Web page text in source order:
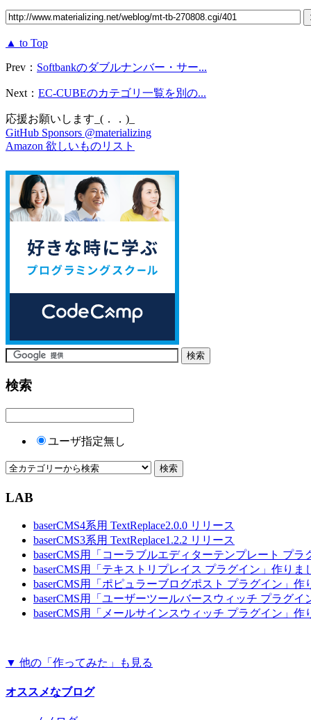
▲ to Top
Prev： Softbankのダブルナンバー・サー...
Next： EC-CUBEのカテゴリ一覧を別の...
応援お願いします_(．．)_
GitHub Sponsors @materializing
Amazon 欲しいものリスト
検索
ユーザ指定無し
LAB
baserCMS4系用 TextReplace2.0.0 リリース
baserCMS3系用 TextReplace1.2.2 リリース
baserCMS用「コーラブルエディターテンプレート プラ
baserCMS用「テキストリプレイス プラグイン」作りま
baserCMS用「ポピュラーブログポスト プラグイン」作
baserCMS用「ユーザーツールバースウィッチ プラグイ
baserCMS用「メールサインスウィッチ プラグイン」作
▼ 他の「作ってみた」も見る
オススメなブログ